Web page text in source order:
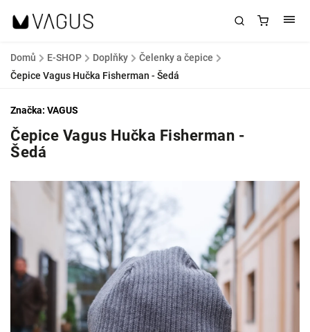
Domů / E-SHOP / Doplňky / Čelenky a čepice /
Čepice Vagus Hučka Fisherman - Šedá
Čepice Vagus Hučka Fisherman -
Šedá
Značka: VAGUS